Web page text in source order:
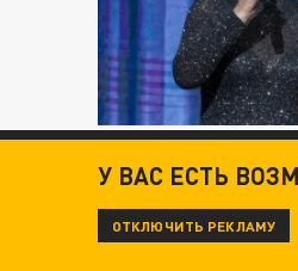
У ВАС ЕСТЬ
ОТКЛЮЧИТЬ РЕКЛАМУ